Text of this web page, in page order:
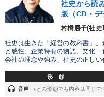
社史から読
版（CD・デ
村橋勝子(社史
社史は生きた「経営の教科書」
と感性、企業特有の物語、文化
会社の理念や強み、社史の正しい
形 態
headset 音声 （どの形態でも内容は同じで